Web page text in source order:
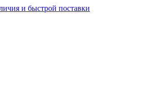
и быстрой поставки